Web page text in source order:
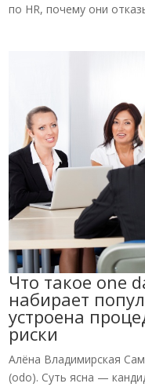
по HR, почему они
Что такое one
набирает
устроена
риски
Алёна Владимирская
(odo). Суть ясна —